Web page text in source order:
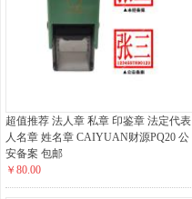
超值推荐 法人章 私章 印鉴章 法定代表
人名章 姓名章 CAIYUAN财源PQ20 公
安备案 包邮
￥80.00